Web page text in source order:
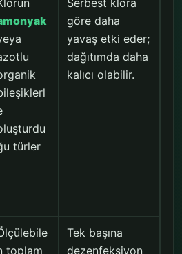
türler
göre daha
yavaş etki eder;
dağıtımda daha
kalıcı olabilir.
toplam
Tek başına
dezenfeksiyon